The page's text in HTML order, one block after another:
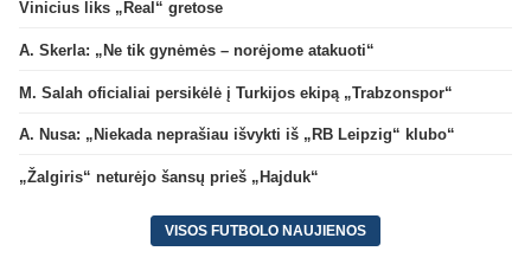
Vinicius liks „Real“ gretose
A. Skerla: „Ne tik gynėmės – norėjome atakuoti“
M. Salah oficialiai persikėlė į Turkijos ekipą „Trabzonspor“
A. Nusa: „Niekada neprašiau išvykti iš „RB Leipzig“ klubo“
„Žalgiris“ neturėjo šansų prieš „Hajduk“
VISOS FUTBOLO NAUJIENOS